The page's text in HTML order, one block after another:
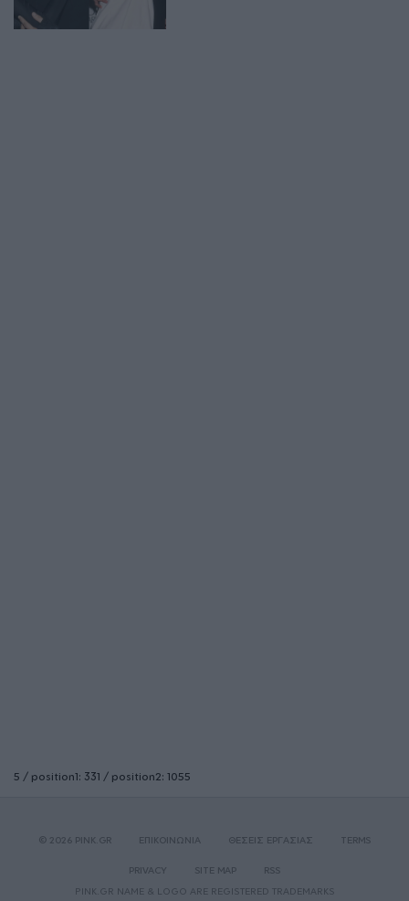
5 / position1: 331 / position2: 1055
© 2026 PINK.GR ΕΠΙΚΟΙΝΩΝΙΑ ΘΕΣΕΙΣ ΕΡΓΑΣΙΑΣ TERMS
PRIVACY SITE MAP
RSS
PINK.GR NAME & LOGO ARE REGISTERED TRADEMARKS